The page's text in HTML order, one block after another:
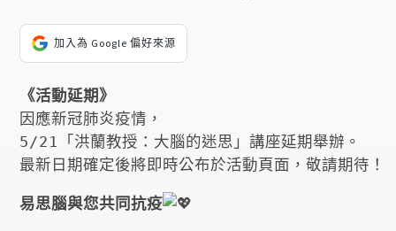
加入為 Google 偏好來源
《活動延期》
因應新冠肺炎疫情，
5/21「洪蘭教授：大腦的迷思」講座延期舉辦。
最新日期確定後將即時公布於活動頁面，敬請期待！
易思腦與您共同抗疫